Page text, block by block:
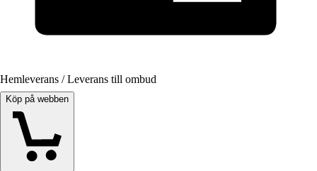
Hemleverans / Leverans till ombud
Köp på webben